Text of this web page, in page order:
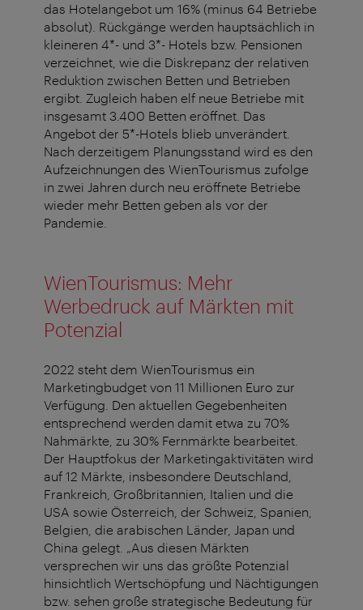
das Hotelangebot um 16% (minus 64 Betriebe
absolut). Rückgänge werden hauptsächlich in
kleineren 4*- und 3*- Hotels bzw. Pensionen
verzeichnet, wie die Diskrepanz der relativen
Reduktion zwischen Betten und Betrieben
ergibt. Zugleich haben elf neue Betriebe mit
insgesamt 3.400 Betten eröffnet. Das
Angebot der 5*-Hotels blieb unverändert.
Nach derzeitigem Planungsstand wird es den
Aufzeichnungen des WienTourismus zufolge
in zwei Jahren durch neu eröffnete Betriebe
wieder mehr Betten geben als vor der
Pandemie.
WienTourismus: Mehr
Werbedruck auf Märkten mit
Potenzial
2022 steht dem WienTourismus ein
Marketingbudget von 11 Millionen Euro zur
Verfügung. Den aktuellen Gegebenheiten
entsprechend werden damit etwa zu 70%
Nahmärkte, zu 30% Fernmärkte bearbeitet.
Der Hauptfokus der Marketingaktivitäten wird
auf 12 Märkte, insbesondere Deutschland,
Frankreich, Großbritannien, Italien und die
USA sowie Österreich, der Schweiz, Spanien,
Belgien, die arabischen Länder, Japan und
China gelegt. „Aus diesen Märkten
versprechen wir uns das größte Potenzial
hinsichtlich Wertschöpfung und Nächtigungen
bzw. sehen große strategische Bedeutung für